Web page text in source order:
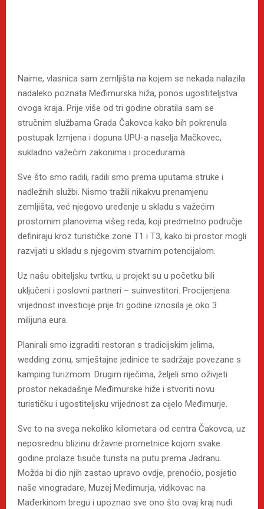
Naime, vlasnica sam zemljišta na kojem se nekada nalazila
nadaleko poznata Međimurska hiža, ponos ugostiteljstva
ovoga kraja. Prije više od tri godine obratila sam se
stručnim službama Grada Čakovca kako bih pokrenula
postupak Izmjena i dopuna UPU-a naselja Mačkovec,
sukladno važećim zakonima i procedurama.
Sve što smo radili, radili smo prema uputama struke i
nadležnih službi. Nismo tražili nikakvu prenamjenu
zemljišta, već njegovo uređenje u skladu s važećim
prostornim planovima višeg reda, koji predmetno područje
definiraju kroz turističke zone T1 i T3, kako bi prostor mogli
razvijati u skladu s njegovim stvarnim potencijalom.
Uz našu obiteljsku tvrtku, u projekt su u početku bili
uključeni i poslovni partneri – suinvestitori. Procijenjena
vrijednost investicije prije tri godine iznosila je oko 3
milijuna eura.
Planirali smo izgraditi restoran s tradicijskim jelima,
wedding zonu, smještajne jedinice te sadržaje povezane s
kamping turizmom. Drugim riječima, željeli smo oživjeti
prostor nekadašnje Međimurske hiže i stvoriti novu
turističku i ugostiteljsku vrijednost za cijelo Međimurje.
Sve to na svega nekoliko kilometara od centra Čakovca, uz
neposrednu blizinu državne prometnice kojom svake
godine prolaze tisuće turista na putu prema Jadranu.
Možda bi dio njih zastao upravo ovdje, prenoćio, posjetio
naše vinogradare, Muzej Međimurja, vidikovac na
Mađerkinom bregu i upoznao sve ono što ovaj kraj nudi.